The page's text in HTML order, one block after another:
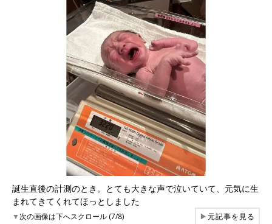
誕生直後の計測のとき。とても大きな声で泣いていて、元気に生
まれてきてくれてほっとしました
▼次の画像は下へスクロール (7/8) ▶元記事を見る